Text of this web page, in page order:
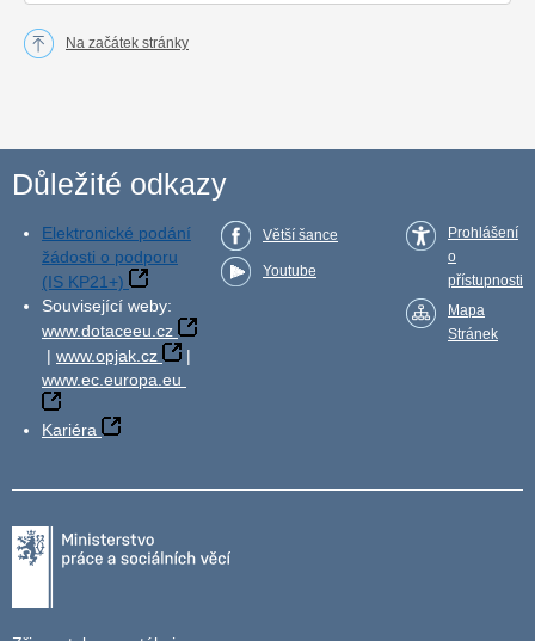
Na začátek stránky
Důležité odkazy
Elektronické podání
žádosti o podporu
(IS KP21+)
Související weby:
www.dotaceeu.cz
| www.opjak.cz
|
www.ec.europa.eu
Kariéra
Větší šance
Youtube
Prohlášení
o
přístupnosti
Mapa
Stránek